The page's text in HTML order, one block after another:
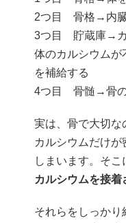
2つ目 骨格→内臓
3つ目 貯蔵庫→カ
体のカルシウムが
を補給する
4つ目 骨髄→骨の
実は、骨で大切な
カルシウムだけ
しまいます。そこ
カルシウムを接
それらをしっかり